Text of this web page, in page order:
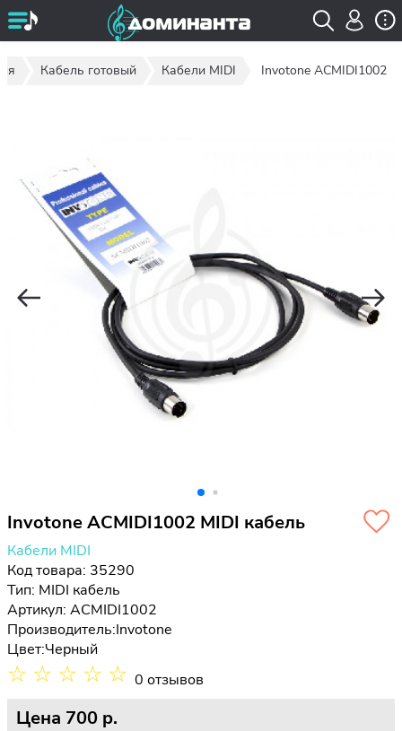
Кабель готовый Кабели MIDI Invotone ACMIDI1002
Invotone ACMIDI1002 MIDI кабель
Кабели MIDI
Код товара: 35290
Тип: MIDI кабель
Артикул: ACMIDI1002
Производитель:Invotone
Цвет:Черный
☆ ☆ ☆ ☆ ☆ 0 отзывов
Цена 700 p.